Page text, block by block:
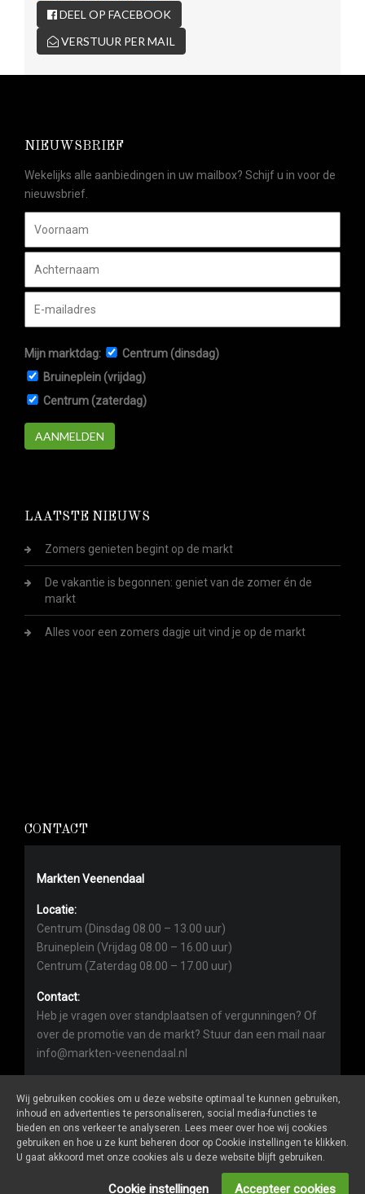
DEEL OP FACEBOOK
VERSTUUR PER MAIL
NIEUWSBRIEF
Wekelijks alle aanbiedingen in uw mailbox? Schijf u in voor de
nieuwsbrief.
Mijn marktdag:
Centrum (dinsdag)
Bruineplein (vrijdag)
Centrum (zaterdag)
AANMELDEN
LAATSTE NIEUWS
Zomers genieten begint op de markt
De vakantie is begonnen: geniet van de zomer én de
markt
Alles voor een zomers dagje uit vind je op de markt
CONTACT
Markten Veenendaal
Locatie:
Centrum (Dinsdag 08.00 – 13.00 uur)
Bruineplein (Vrijdag 08.00 – 16.00 uur)
Centrum (Zaterdag 08.00 – 17.00 uur)
Contact:
Heb je vragen over standplaatsen of vergunningen? Of
over de promotie van de markt? Stuur dan een mail naar
info@markten-veenendaal.nl
Markten-veenendaal.nlis een website vanDe Markt Online
ALGEMENE VOORWAARDEN
PRIVACY- EN COOKIEVERKLARING
ONDERNEMER LOGIN
Wij gebruiken cookies om u deze website optimaal te kunnen gebruiken,
inhoud en advertenties te personaliseren, social media-functies te
bieden en ons verkeer te analyseren. Lees meer over hoe wij cookies
gebruiken en hoe u ze kunt beheren door op Cookie instellingen te klikken.
U gaat akkoord met onze cookies als u deze website blijft gebruiken.
Cookie instellingen Accepteer cookies